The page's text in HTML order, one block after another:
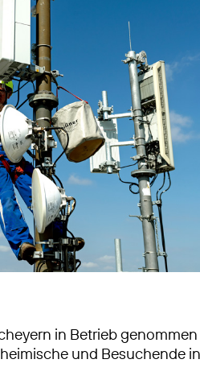
in Betrieb genommen
und Besuchende